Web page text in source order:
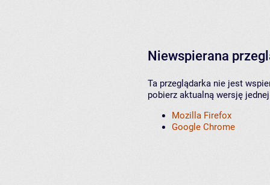
Niewspierana
Ta przeglądarka nie jest
pobierz aktualną wersję
Mozilla Firefox
Google Chrome